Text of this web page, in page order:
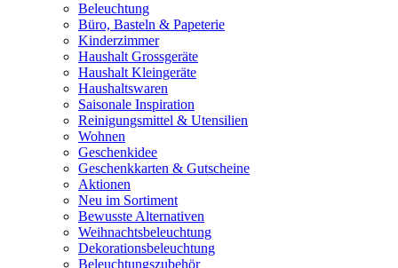
Beleuchtung
Büro, Basteln & Papeterie
Kinderzimmer
Haushalt Grossgeräte
Haushalt Kleingeräte
Haushaltswaren
Saisonale Inspiration
Reinigungsmittel & Utensilien
Wohnen
Geschenkidee
Geschenkkarten & Gutscheine
Aktionen
Neu im Sortiment
Bewusste Alternativen
Weihnachtsbeleuchtung
Dekorationsbeleuchtung
Beleuchtungszubehör